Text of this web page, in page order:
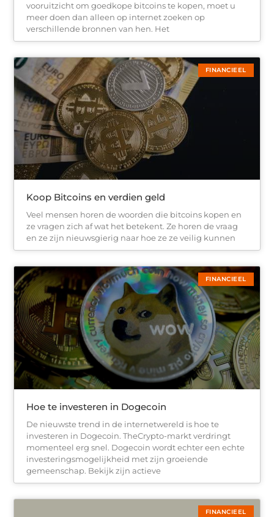
vooruitzicht om goedkope bitcoins te kopen, moet u
meer doen dan alleen op internet zoeken op
verschillende bronnen van hen. Het
FINANCIEEL
Koop Bitcoins en verdien geld
Veel mensen horen de woorden die bitcoins kopen en
ze vragen zich af wat het betekent. Ze horen de vraag
en ze zijn nieuwsgierig naar hoe ze ze veilig kunnen
FINANCIEEL
Hoe te investeren in Dogecoin
De nieuwste trend in de internetwereld is hoe te
investeren in Dogecoin. TheCrypto-markt verdringt
momenteel erg snel. Dogecoin wordt echter een echte
investeringsmogelijkheid met zijn groeiende
gemeenschap. Bekijk zijn actieve
FINANCIEEL